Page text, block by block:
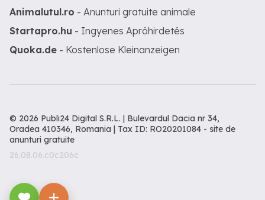
Animalutul.ro - Anunturi gratuite animale
Startapro.hu - Ingyenes Apróhirdetés
Quoka.de - Kostenlose Kleinanzeigen
© 2026 Publi24 Digital S.R.L. | Bulevardul Dacia nr 34,
Oradea 410346, Romania | Tax ID: RO20201084 - site de
anunturi gratuite
26.08.06.c0c206c